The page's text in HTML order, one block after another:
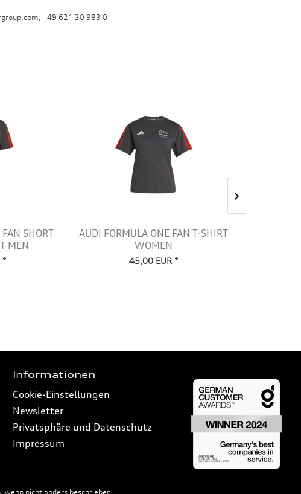
+49 621 30 983 0
SHORT
MEN
*
AUDI FORMULA ONE FAN T-SHIRT
WOMEN
45,00 EUR *
Informationen
Cookie-Einstellungen
Newsletter
Privatsphäre und Datenschutz
Impressum
wenn nicht anders beschrieben.